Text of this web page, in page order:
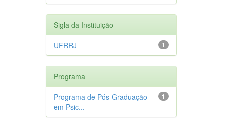
Sigla da Instituição
1
UFRRJ
Programa
1
Programa de Pós-Graduação
em Psic...